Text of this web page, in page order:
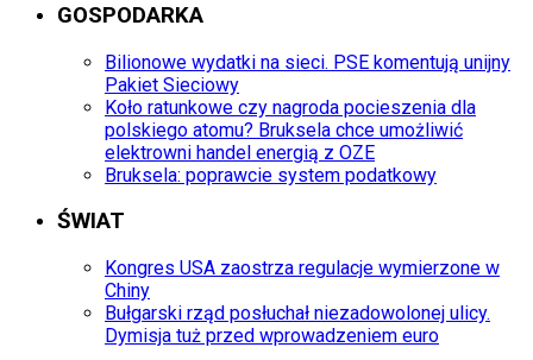
GOSPODARKA
Bilionowe wydatki na sieci. PSE komentują unijny
Pakiet Sieciowy
Koło ratunkowe czy nagroda pocieszenia dla
polskiego atomu? Bruksela chce umożliwić
elektrowni handel energią z OZE
Bruksela: poprawcie system podatkowy
ŚWIAT
Kongres USA zaostrza regulacje wymierzone w
Chiny
Bułgarski rząd posłuchał niezadowolonej ulicy.
Dymisja tuż przed wprowadzeniem euro